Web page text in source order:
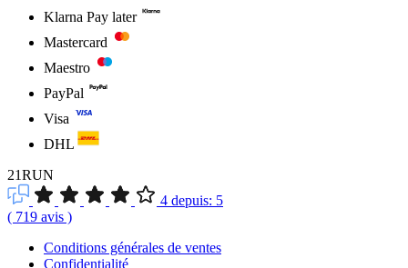
Klarna Pay later
Mastercard
Maestro
PayPal
Visa
DHL
21RUN
4 depuis: 5
( 719 avis )
Conditions générales de ventes
Confidentialité